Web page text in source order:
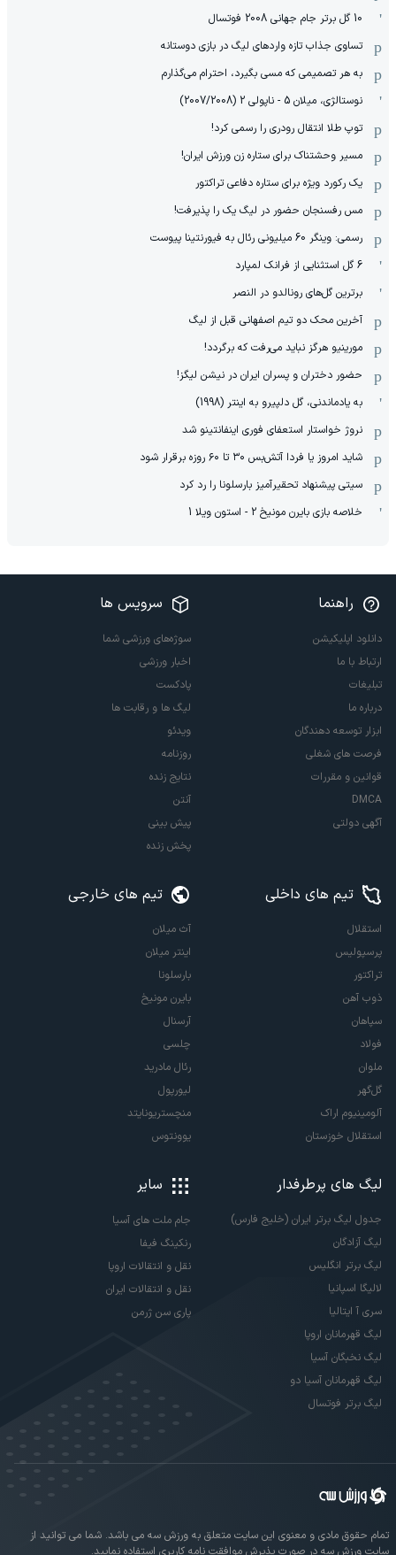
10 گل برتر جام جهانی 2008 فوتسال
تساوی جذاب تازه واردهای لیگ در بازی دوستانه
به هر تصمیمی که مسی بگیرد، احترام می‌گذارم
نوستالژی، میلان 5 - ناپولی 2 (2007/2008)
توپ طلا انتقال رودری را رسمی کرد!
مسیر وحشتناک برای ستاره زن ورزش ایران!
یک رکورد ویژه برای ستاره دفاعی تراکتور
مس رفسنجان حضور در لیگ یک را پذیرفت!
رسمی: وینگر 60 میلیونی رئال به فیورنتینا پیوست
6 گل استثنایی از فرانک لمپارد
برترین گل‌های رونالدو در النصر
آخرین محک دو تیم اصفهانی قبل از لیگ
مورینیو هرگز نباید می‌رفت که برگردد!
حضور دختران و پسران ایران در نیشن لیگز!
به یادماندنی، گل دلپیرو به اینتر (1998)
نروژ خواستار استعفای فوری اینفانتینو شد
شاید امروز یا فردا آتش‌بس ۳۰ تا ۶۰ روزه برقرار شود
سیتی پیشنهاد تحقیرآمیز بارسلونا را رد کرد
خلاصه بازی بایرن مونیخ 2 - استون ویلا 1
راهنما
دانلود اپلیکیشن
ارتباط با ما
تبلیغات
درباره ما
ابزار توسعه دهندگان
فرصت های شغلی
قوانین و مقررات
DMCA
آگهی دولتی
سرویس ها
سوژه‌های ورزشی شما
اخبار ورزشی
پادکست
لیگ ها و رقابت ها
ویدئو
روزنامه
نتایج زنده
آنتن
پیش بینی
پخش زنده
تیم های داخلی
استقلال
پرسپولیس
تراکتور
ذوب آهن
سپاهان
فولاد
ملوان
گل‌گهر
آلومینیوم اراک
استقلال خوزستان
تیم های خارجی
آث میلان
اینتر میلان
بارسلونا
بایرن مونیخ
آرسنال
چلسی
رئال مادرید
لیورپول
منچستریونایتد
یوونتوس
لیگ های پرطرفدار
جدول لیگ برتر ایران (خلیج فارس)
لیگ آزادگان
لیگ برتر انگلیس
لالیگا اسپانیا
سری آ ایتالیا
لیگ قهرمانان اروپا
لیگ نخبگان آسیا
لیگ قهرمانان آسیا دو
لیگ برتر فوتسال
سایر
جام ملت های آسیا
رنکینگ فیفا
نقل و انتقالات اروپا
نقل و انتقالات ایران
پاری سن ژرمن
تمام حقوق مادی و معنوی این سایت متعلق به ورزش سه می باشد. شما می توانید از
سایت ورزش سه در صورت پذیرش موافقت نامه کاربری استفاده نمایید.